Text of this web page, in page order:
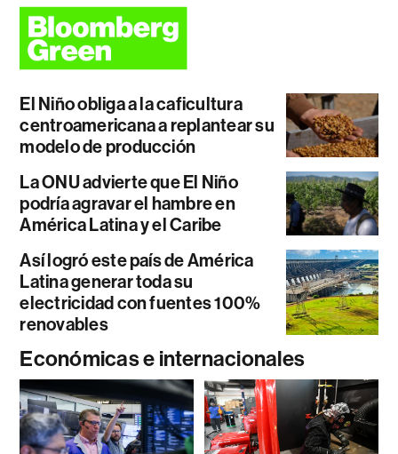
El Niño obliga a la caficultura
centroamericana a replantear su
modelo de producción
La ONU advierte que El Niño
podría agravar el hambre en
América Latina y el Caribe
Así logró este país de América
Latina generar toda su
electricidad con fuentes 100%
renovables
Económicas e internacionales